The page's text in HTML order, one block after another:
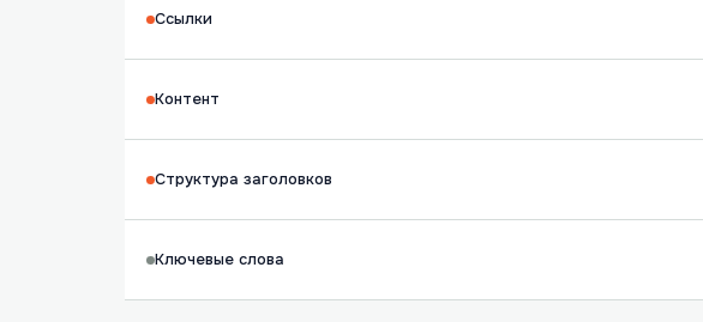
Ссылки
Контент
Структура заголовков
Ключевые слова